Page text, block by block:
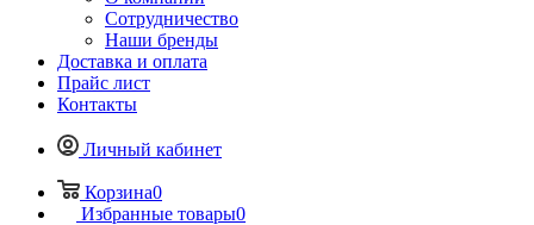
Сотрудничество
Наши бренды
Доставка и оплата
Прайс лист
Контакты
Личный кабинет
Корзина0
Избранные товары0